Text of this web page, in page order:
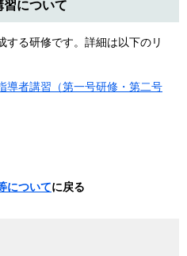
習について
する研修です。詳細は以下のリ
導者講習（第一号研修・第二号
についてに戻る